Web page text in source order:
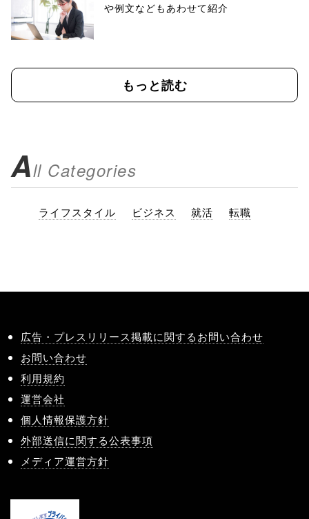
や例文などもあわせて紹介
もっと読む
All Categories
ライフスタイル ビジネス 就活 転職
広告・プレスリリース掲載に関するお問い合わせ
お問い合わせ
利用規約
運営会社
個人情報保護方針
外部送信に関する公表事項
メディア運営方針